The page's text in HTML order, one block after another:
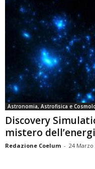
Astronomia, Astrofisica e
Discovery
mistero
Redazione Coelum - 24 Marzo